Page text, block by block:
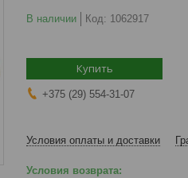
В наличии Код: 1062917
Купить
+375 (29) 554-31-07
Условия оплаты и доставки